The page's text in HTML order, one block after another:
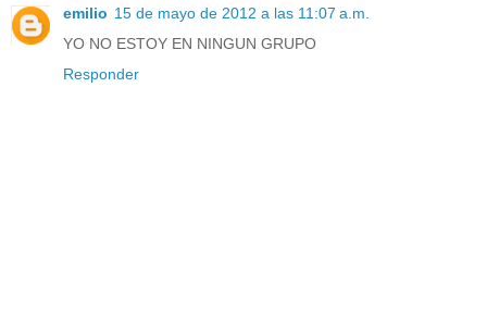
emilio 15 de mayo de 2012 a las 11:07 a.m.
YO NO ESTOY EN NINGUN GRUPO
Responder